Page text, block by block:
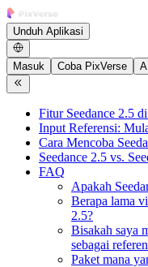
Unduh Aplikasi
Masuk Coba PixVerse
Fitur Seedance 2.5
Input Referensi:
Cara Mencoba
Seedance 2.5 vs.
FAQ
Apakah
Berapa lama
2.5?
Bisakah saya
sebagai
Paket mana